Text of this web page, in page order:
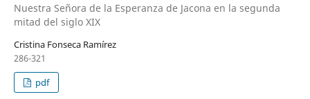
Nuestra Señora de la Esperanza de Jacona en la segunda
mitad del siglo XIX
Cristina Fonseca Ramírez
286-321
pdf